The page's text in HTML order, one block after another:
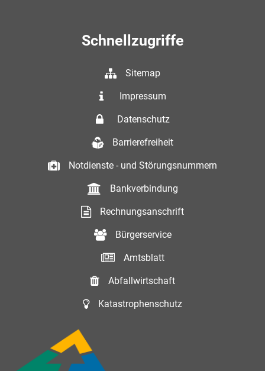
Schnellzugriffe
Sitemap
Impressum
Datenschutz
Barrierefreiheit
Notdienste - und Störungsnummern
Bankverbindung
Rechnungsanschrift
Bürgerservice
Amtsblatt
Abfallwirtschaft
Katastrophenschutz